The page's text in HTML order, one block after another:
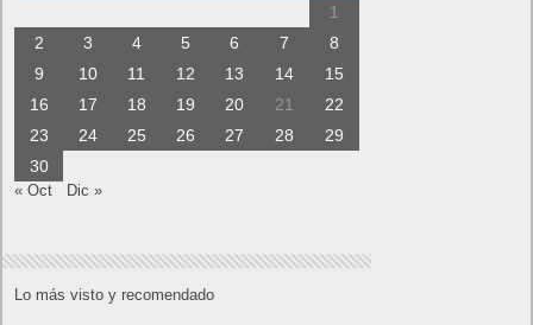
1
2
3 4 5 6 7
8
9
10 11 12 13 14
15
16
17 18 19 20 21
22
23
24 25 26 27 28
29
30
« Oct Dic »
Lo más visto y recomendado